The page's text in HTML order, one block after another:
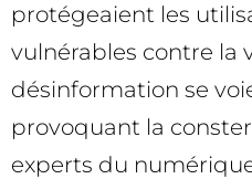
protégeaient les
vulnérables contre la
désinformation se
provoquant la
experts du